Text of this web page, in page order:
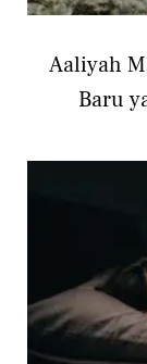
Aaliyah
Baru